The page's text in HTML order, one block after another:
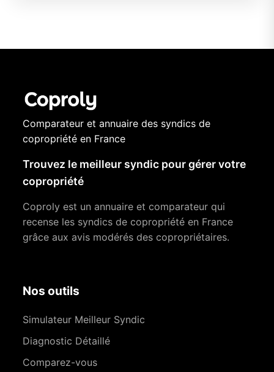
Comparateur et annuaire des syndics de
copropriété en France
Trouvez le meilleur syndic pour gérer votre
copropriété
Coproly est un annuaire et comparateur qui
recense les syndics de copropriété en France
grâce aux avis modérés des copropriétaires.
Nos outils
Simulateur Meilleur Syndic
Diagnostic Détaillé
Comparez-vous